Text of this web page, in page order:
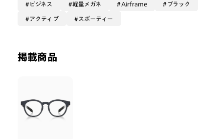
ビジネス 軽量メガネ Airframe ブラック
アクティブ スポーティー
掲載商品